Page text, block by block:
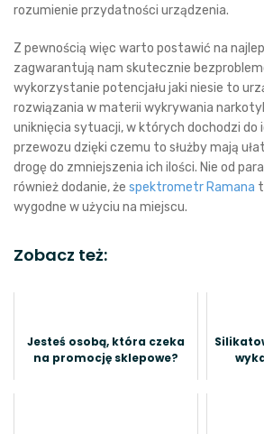
rozumienie przydatności urządzenia.
Z pewnością więc warto postawić na
zagwarantują nam skutecznie
wykorzystanie potencjału jaki niesie to
rozwiązania w materii wykrywania
uniknięcia sytuacji, w których dochodzi do
przewozu dzięki czemu to służby mają
drogę do zmniejszenia ich ilości. Nie od
również dodanie, że spektrometr Ramana
wygodne w użyciu na miejscu.
Zobacz też:
Jesteś osobą, która czeka
na promocję sklepowe?